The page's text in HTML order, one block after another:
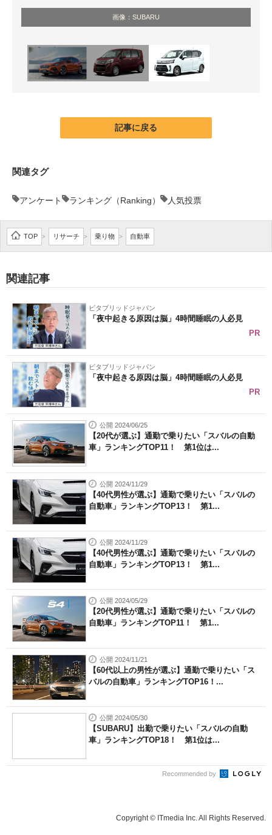
画像：SUBARU
記事に戻る
関連タグ
アンケート ランキング（Ranking） 人気投票
TOP > リサーチ > 乗り物 > 自動車
関連記事
ビタブリッドジャパン
「夜中起きる原因は脳」4時間睡眠の人必見
PR
ビタブリッドジャパン
「夜中起きる原因は脳」4時間睡眠の人必見
PR
公開 2024/06/25
【20代が選ぶ】通勤で乗りたい「スバルの自動
車」ランキングTOP11！ 第1位は...
公開 2024/11/29
【40代男性が選ぶ】通勤で乗りたい「スバルの
自動車」ランキングTOP13！ 第1...
公開 2024/11/29
【40代男性が選ぶ】通勤で乗りたい「スバルの
自動車」ランキングTOP13！ 第1...
公開 2024/05/29
【20代男性が選ぶ】通勤で乗りたい「スバルの
自動車」ランキングTOP11！ 第1...
公開 2024/11/21
【60代以上の男性が選ぶ】通勤で乗りたい「ス
バルの自動車」ランキングTOP16！...
公開 2024/05/30
【SUBARU】出勤で乗りたい「スバルの自動
車」ランキングTOP18！ 第1位は...
Recommended by
Copyright © ITmedia Inc. All Rights Reserved.